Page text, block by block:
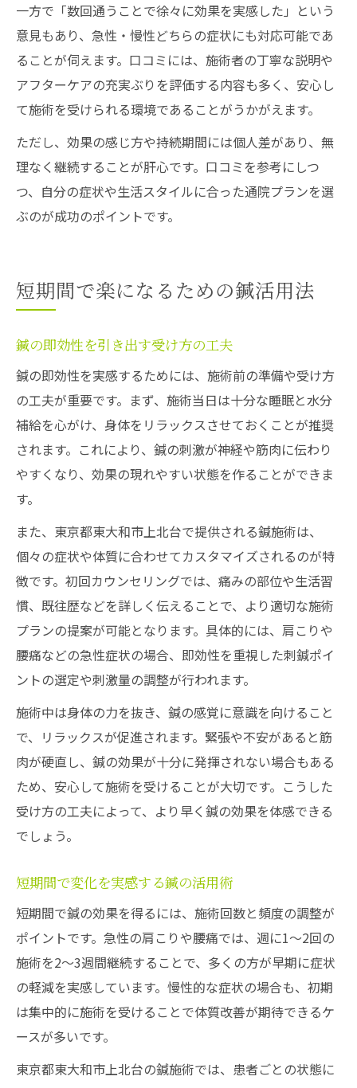
一方で「数回通うことで徐々に効果を実感した」という
意見もあり、急性・慢性どちらの症状にも対応可能であ
ることが伺えます。口コミには、施術者の丁寧な説明や
アフターケアの充実ぶりを評価する内容も多く、安心し
て施術を受けられる環境であることがうかがえます。
ただし、効果の感じ方や持続期間には個人差があり、無
理なく継続することが肝心です。口コミを参考にしつ
つ、自分の症状や生活スタイルに合った通院プランを選
ぶのが成功のポイントです。
短期間で楽になるための鍼活用法
鍼の即効性を引き出す受け方の工夫
鍼の即効性を実感するためには、施術前の準備や受け方
の工夫が重要です。まず、施術当日は十分な睡眠と水分
補給を心がけ、身体をリラックスさせておくことが推奨
されます。これにより、鍼の刺激が神経や筋肉に伝わり
やすくなり、効果の現れやすい状態を作ることができま
す。
また、東京都東大和市上北台で提供される鍼施術は、
個々の症状や体質に合わせてカスタマイズされるのが特
徴です。初回カウンセリングでは、痛みの部位や生活習
慣、既往歴などを詳しく伝えることで、より適切な施術
プランの提案が可能となります。具体的には、肩こりや
腰痛などの急性症状の場合、即効性を重視した刺鍼ポイ
ントの選定や刺激量の調整が行われます。
施術中は身体の力を抜き、鍼の感覚に意識を向けること
で、リラックスが促進されます。緊張や不安があると筋
肉が硬直し、鍼の効果が十分に発揮されない場合もある
ため、安心して施術を受けることが大切です。こうした
受け方の工夫によって、より早く鍼の効果を体感できる
でしょう。
短期間で変化を実感する鍼の活用術
短期間で鍼の効果を得るには、施術回数と頻度の調整が
ポイントです。急性の肩こりや腰痛では、週に1〜2回の
施術を2〜3週間継続することで、多くの方が早期に症状
の軽減を実感しています。慢性的な症状の場合も、初期
は集中的に施術を受けることで体質改善が期待できるケ
ースが多いです。
東京都東大和市上北台の鍼施術では、患者ごとの状態に